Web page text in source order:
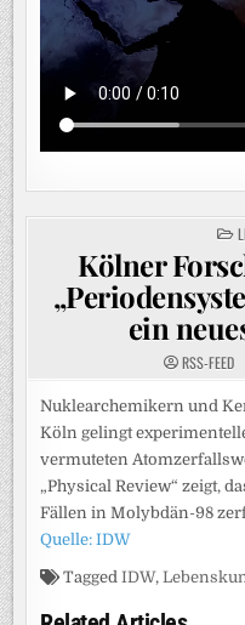
Kölner
ein
RSS-FEED
Nuklearchemikern und
Köln gelingt
vermuteten
„Physical Review“ zeigt,
Fällen in Molybdän-98
Quelle: IDW
TaggedIDW,